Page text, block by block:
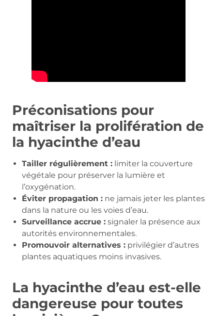
Préconisations pour
maîtriser la prolifération de
la hyacinthe d’eau
Tailler régulièrement : limiter la couverture
végétale pour préserver la lumière et
l’oxygénation.
Éviter propagation : ne jamais jeter les plantes
dans la nature ou les voies d’eau.
Surveillance accrue : signaler la présence aux
autorités environnementales.
Promouvoir alternatives : privilégier d’autres
plantes aquatiques moins invasives.
La hyacinthe d’eau est-elle
dangereuse pour toutes